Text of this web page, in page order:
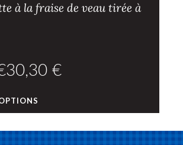
à la fraise de veau tirée à
€